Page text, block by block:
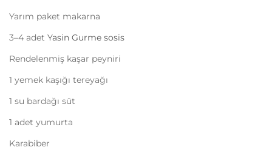
Yarım paket makarna
3–4 adet Yasin Gurme sosis
Rendelenmiş kaşar peyniri
1 yemek kaşığı tereyağı
1 su bardağı süt
1 adet yumurta
Karabiber